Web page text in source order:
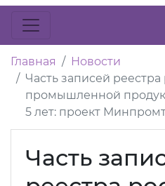
Главная
Новости
Часть записей
промышленной
5 лет: проект
Часть